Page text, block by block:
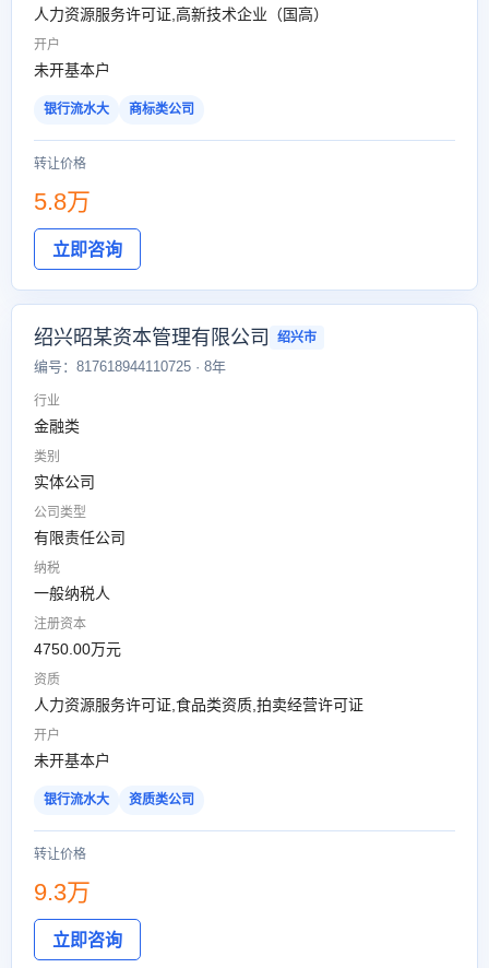
人力资源服务许可证,高新技术企业（国高）
开户
未开基本户
银行流水大 商标类公司
转让价格
5.8万
立即咨询
绍兴昭某资本管理有限公司 绍兴市
编号：817618944110725 · 8年
行业
金融类
类别
实体公司
公司类型
有限责任公司
纳税
一般纳税人
注册资本
4750.00万元
资质
人力资源服务许可证,食品类资质,拍卖经营许可证
开户
未开基本户
银行流水大 资质类公司
转让价格
9.3万
立即咨询